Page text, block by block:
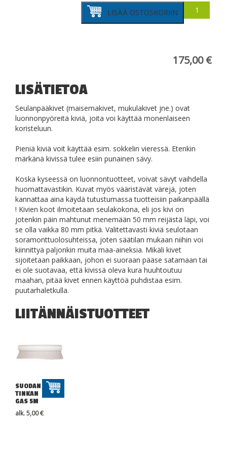
50mm
LISÄÄ OSTOSKORIIN
175,00€
LISÄTIETOA
Seulanpääkivet (maisemakivet, mukulakivet jne.) ovat
luonnonpyöreitä kiviä, joita voi käyttää monenlaiseen
koristeluun.
Pieniä kiviä voit käyttää esim. sokkelin vieressä. Etenkin
märkänä kivissä tulee esiin punainen sävy.
Koska kyseessä on luonnontuotteet, voivat sävyt vaihdella
huomattavastikin. Kuvat myös vääristävät värejä, joten
kannattaa aina käydä tutustumassa tuotteisiin paikanpäällä
! Kivien koot ilmoitetaan seulakokona, eli jos kivi on
jotenkin päin mahtunut menemään 50 mm reijästä läpi, voi
se olla vaikka 80 mm pitkä. Valitettavasti kiviä seulotaan
soramonttuolosuhteissa, joten säätilan mukaan niihin voi
kiinnittyä paljonkin muita maa-aineksia. Mikäli kivet
sijoitetaan paikkaan, johon ei suoraan pääse satamaan tai
ei ole suotavaa, että kivissä oleva kura huuhtoutuu
maahan, pitää kivet ennen käyttöä puhdistaa esim.
puutarhaletkulla.
LIITÄNNÄISTUOTTEET
SUODAN
TINKAN
GAS 5M
alk.5,00€